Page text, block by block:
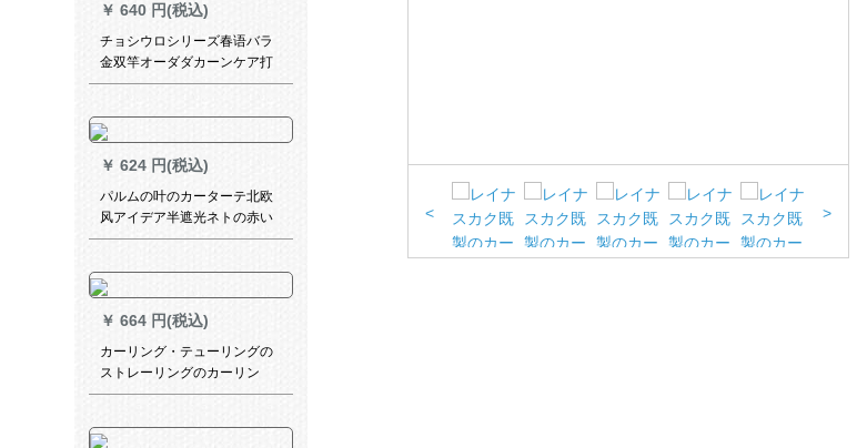
￥ 640 円(税込)
チョシウロシリーズ春语バラ
金双竿オーダダカーンケア打
孔オーダダお问い合わせくだ
￥ 624 円(税込)
パルムの叶のカーターテ北欧
风アイデア半遮光ネトの赤い
テーテン寝室リビグ书房ベル
ブカン打孔式オーダ
￥ 664 円(税込)
カーリング・テューリングの
ストレーリングのカーリン
グ・ティン・テュー風呂のカ
キングのフには、小さらのグ
< >